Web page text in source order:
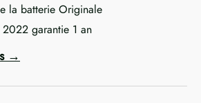
la batterie Originale
2022 garantie 1 an